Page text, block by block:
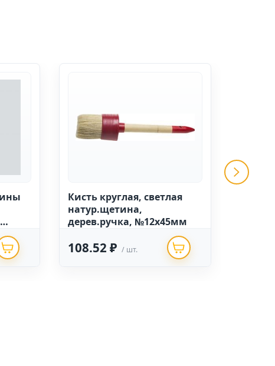
Кисть круглая, светлая
натур.щетина,
дерев.ручка, №12х45мм
108.52 ₽ / шт.